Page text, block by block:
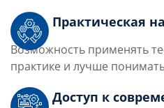
Практическая
Возможность применять
практике и лучше
Доступ к